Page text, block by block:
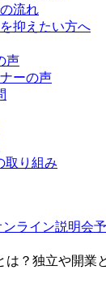
流れ
抑えたい方へ
声
ーの声
取り組み
ンライン説明会
は？独立や開業